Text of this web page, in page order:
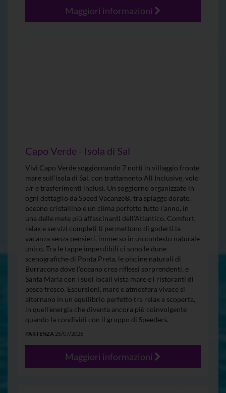
Maggiori informazioni
Capo Verde - Isola di Sal
Vivi Capo Verde soggiornando 7 notti in villaggio fronte
mare sull’isola di Sal, con trattamento All Inclusive, volo
a/r e trasferimenti inclusi. Un soggiorno organizzato in
ogni dettaglio da Speed Vacanze®, tra spiagge dorate,
oceano cristallino e un clima perfetto tutto l’anno, in
una delle mete più affascinanti dell’Atlantico. Comfort,
relax e servizi completi ti permettono di goderti la
vacanza senza pensieri, immerso in un contesto naturale
unico. Tra le tappe imperdibili ci sono le dune
scenografiche di Ponta Preta, le piscine naturali di
Burracona dove l’oceano crea riflessi sorprendenti, e
Santa Maria con i suoi locali vista mare e i ristoranti di
pesce fresco. Escursioni, mare e atmosfera vivace si
alternano in un equilibrio perfetto tra relax e scoperta,
in quell’energia che diventa ancora più coinvolgente
quando la condividi con il gruppo di Speeders.
PARTENZA 25/07/2026
Maggiori informazioni